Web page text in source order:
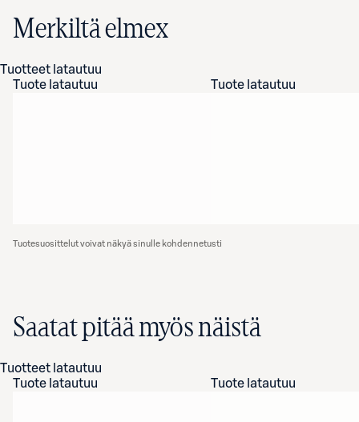
Merkiltä elmex
Tuotteet latautuu
Tuote latautuu
Tuote latautuu
Tuotesuosittelut voivat näkyä sinulle kohdennetusti
Saatat pitää myös näistä
Tuotteet latautuu
Tuote latautuu
Tuote latautuu